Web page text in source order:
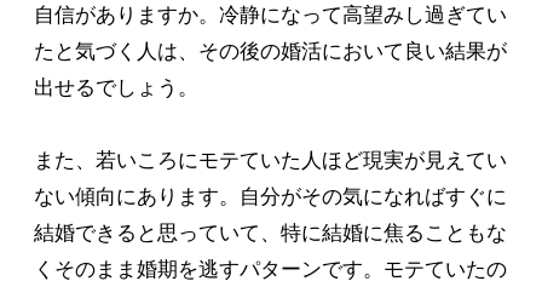
自信がありますか。冷静になって高望みし過ぎてい
たと気づく人は、その後の婚活において良い結果が
出せるでしょう。
また、若いころにモテていた人ほど現実が見えてい
ない傾向にあります。自分がその気になればすぐに
結婚できると思っていて、特に結婚に焦ることもな
くそのまま婚期を逃すパターンです。モテていたの